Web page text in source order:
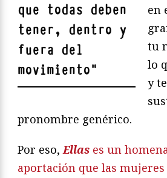
que todas deben
tener, dentro y
fuera del
movimiento"
en
tu
lo
y
pronombre genérico.
Por eso,Ellas es un
aportación que las